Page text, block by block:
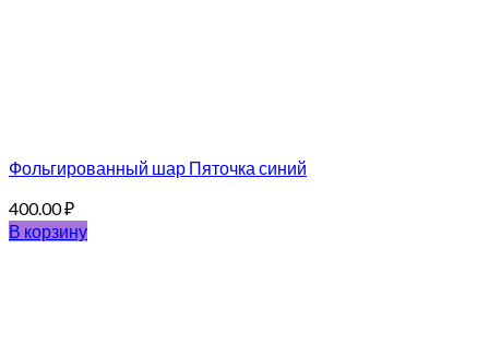
Фольгированный шар Пяточка синий
400.00₽
В корзину